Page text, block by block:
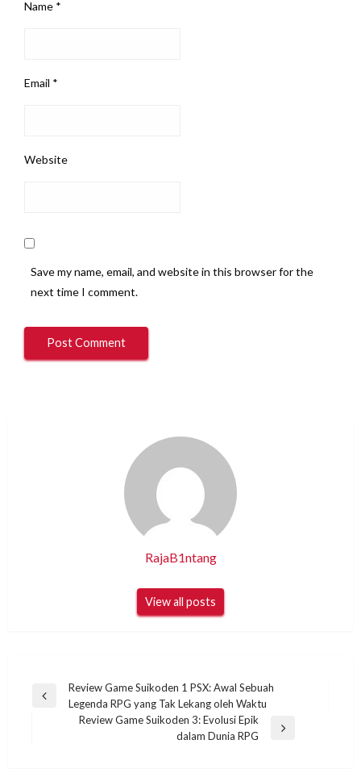
Name *
Email *
Website
Save my name, email, and website in this browser for the
next time I comment.
RajaB1ntang
View all posts
Post
navigation
Previous
Review Game Suikoden 1 PSX: Awal Sebuah
Legenda RPG yang Tak Lekang oleh Waktu
Review Game Suikoden 3: Evolusi Epik
dalam Dunia RPG